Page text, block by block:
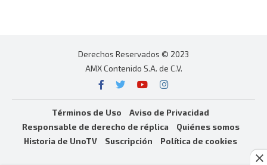
Derechos Reservados © 2023
AMX Contenido S.A. de C.V.
Términos de Uso
Aviso de Privacidad
Responsable de derecho de réplica
Quiénes somos
Historia de UnoTV
Suscripción Política de cookies